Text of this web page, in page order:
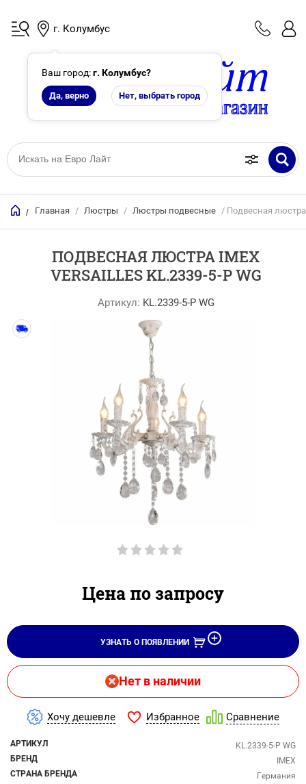
г. Колумбус
Ваш город:г. Колумбус?
Да, верно Нет, выбрать город
/ Главная / Люстры / Люстры подвесные / Подвесная люстра
ПОДВЕСНАЯ ЛЮСТРА IMEX
VERSAILLES KL.2339-5-P WG
Артикул: KL.2339-5-P WG
Цена по запросу
УЗНАТЬ О ПОЯВЛЕНИИ
Нет в наличии
Хочу дешевле Избранное Сравнение
АРТИКУЛ
KL.2339-5-P WG
БРЕНД
IMEX
СТРАНА БРЕНДА
Германия